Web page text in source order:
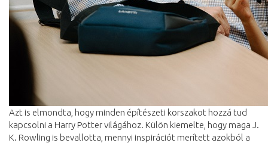
Azt is elmondta, hogy minden építészeti korszakot hozzá tud
kapcsolni a Harry Potter világához. Külön kiemelte, hogy maga J.
K. Rowling is bevallotta, mennyi inspirációt merített azokból a